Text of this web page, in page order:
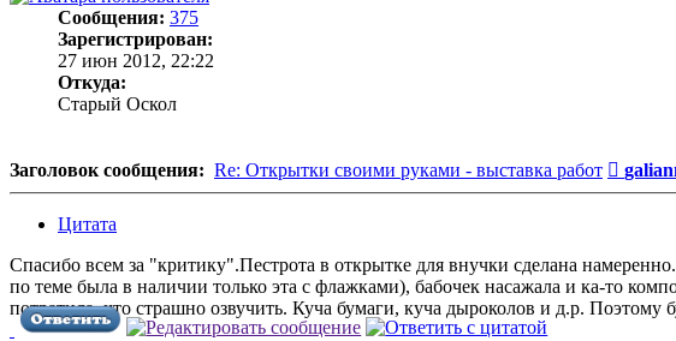
Сообщения: 375
Зарегистрирован:
27 июн 2012, 22:22
Откуда:
Старый Оскол
Заголовок сообщения: Re: Открытки своими руками - выставка работ
Цитата
Спасибо всем за "критику".Пестрота в открытке для внучки сделана
по теме была в наличии только эта с флажками), бабочек насажала и ка-то
потратила, что страшно озвучить. Куча бумаги, куча дыроколов и д.р. Поэтому